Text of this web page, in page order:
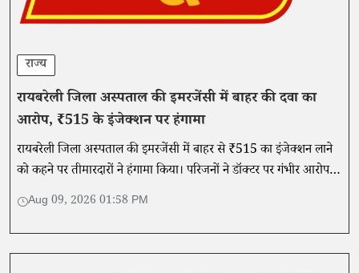
राज्य
रायबरेली जिला अस्पताल की इमरजेंसी में बाहर की दवा का
आरोप, ₹515 के इंजेक्शन पर हंगामा
रायबरेली जिला अस्पताल की इमरजेंसी में बाहर से ₹515 का इंजेक्शन लाने
को कहने पर तीमारदारों ने हंगामा किया। परिजनों ने डॉक्टर पर गंभीर आरोप
लगाते हुए CMS से शिकायत की।
Aug 09, 2026 01:58 PM